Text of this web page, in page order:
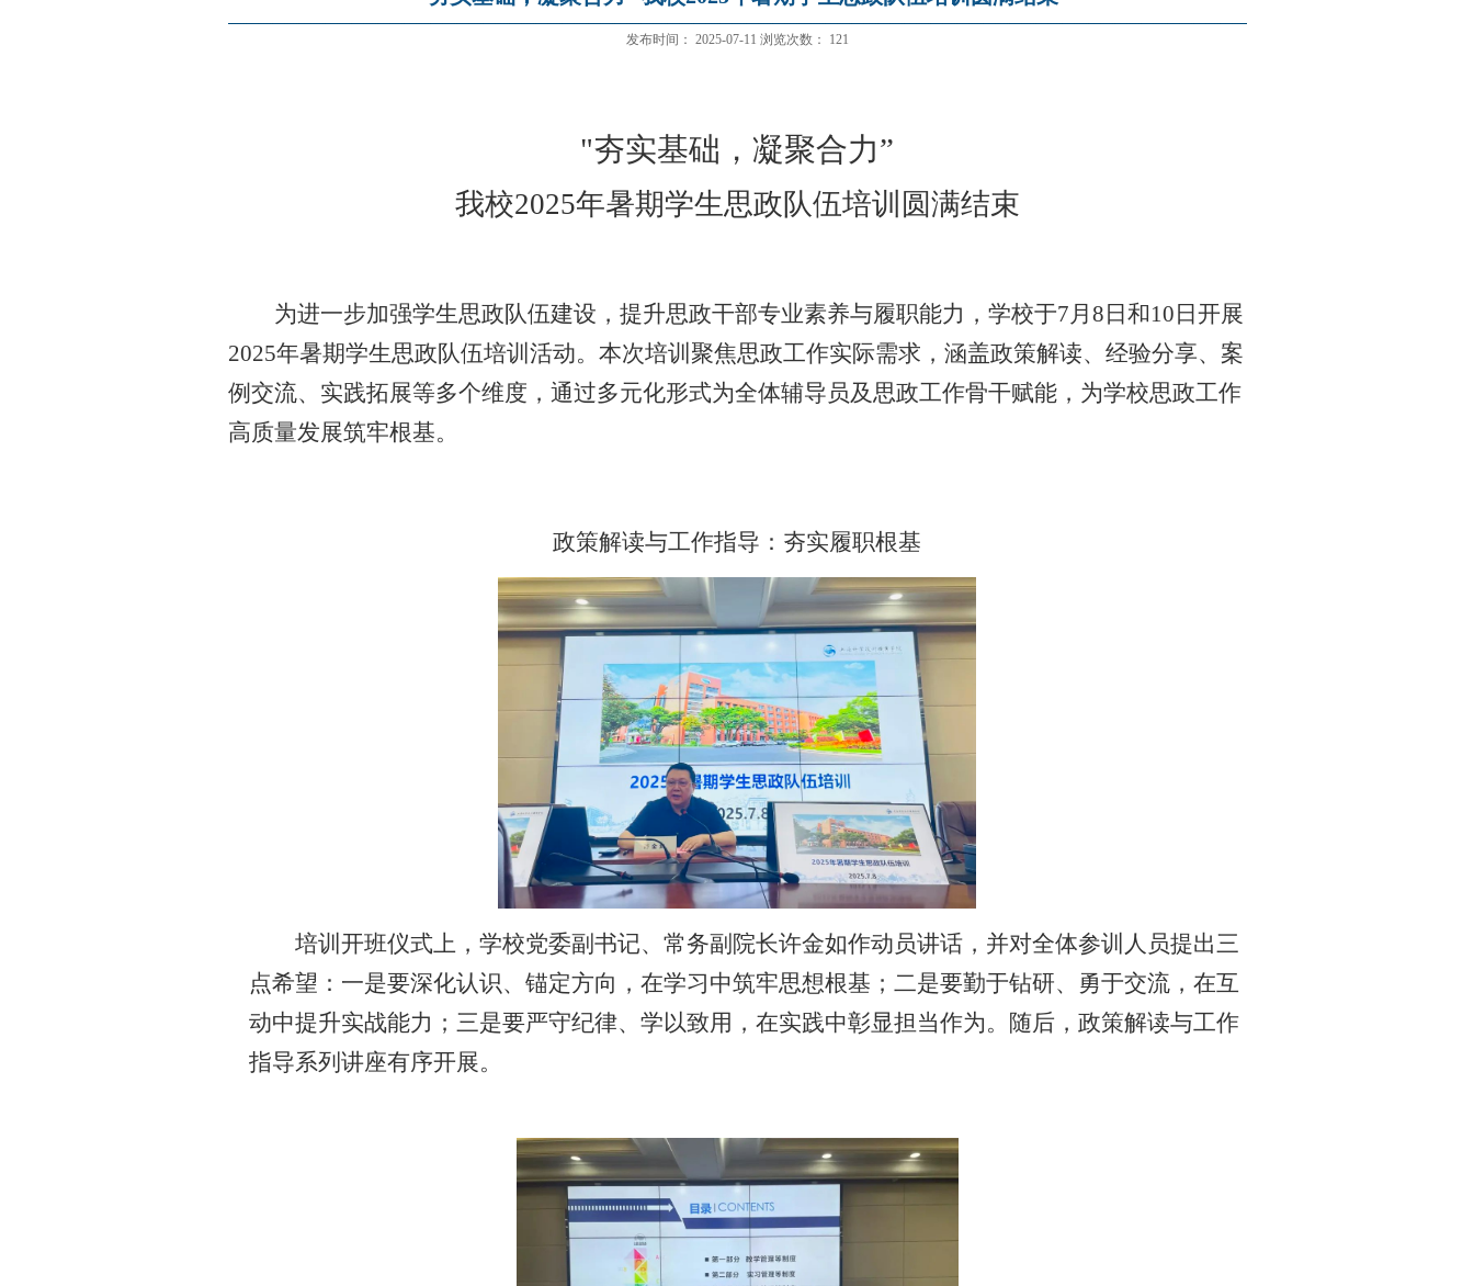
发布时间： 2025-07-11 浏览次数： 121
"夯实基础，凝聚合力”
我校2025年暑期学生思政队伍培训圆满结束
为进一步加强学生思政队伍建设，提升思政干部专业素养与履职能力，学校于7月 8 日和10 日开展
2025年暑期学生思政队伍培训活动。本次培训聚焦思政工作实际需求，涵盖政策解读、经验分享、案
例交流、实践拓展等多个维度，通过多元化形式为全体辅导员及思政工作骨干赋能，为学校思政工作
高质量发展筑牢根基。
政策解读与工作指导：夯实履职根基
培训开班仪式上，学校党委副书记、常务副院长许金如作动员讲话，并对全体参训人员提出三
点希望：一是要深化认识、锚定方向，在学习中筑牢思想根基；二是要勤于钻研、勇于交流，在互
动中提升实战能力；三是要严守纪律、学以致用，在实践中彰显担当作为。随后，政策解读与工作
指导系列讲座有序开展。